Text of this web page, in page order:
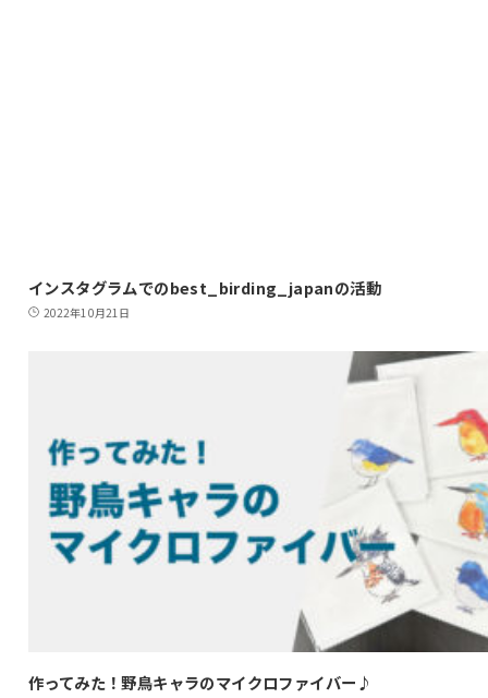
インスタグラムでのbest_birding_japanの活動
2022年10月21日
作ってみた！野鳥キャラのマイクロファイバー♪